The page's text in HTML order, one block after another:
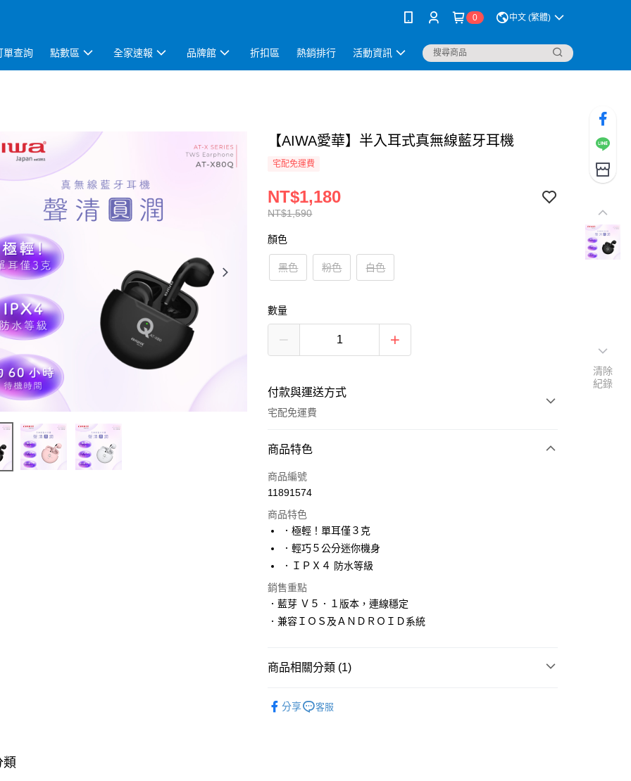
0 中文 (繁體)
單查詢 點數區 全家速報 品牌館 折扣區 熱銷排行 活動資訊
【AIWA愛華】半入耳式真無線藍牙耳機
宅配免運費
NT$1,590
NT$1,180
顏色
黑色 粉色 白色
數量
付款與運送方式
宅配免運費
付款方式
全家線上支付
運送方式
本島宅配-活動商品
免運費
離島宅配-常溫商品
免運費
商品特色
商品編號
11891574
商品特色
．極輕！單耳僅３克
．輕巧５公分迷你機身
．ＩＰＸ４ 防水等級
銷售重點
．藍芽 Ｖ５．１版本，連線穩定
．兼容ＩＯＳ及ＡＮＤＲＯＩＤ系統
商品相關分類 (1)
分享
客服
類
清除
紀錄